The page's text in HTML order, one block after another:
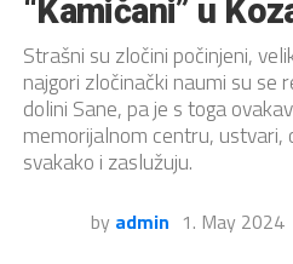
“Kamičani” u
Strašni su zločini počinjeni,
najgori zločinački naumi su se
dolini Sane, pa je s toga
memorijalnom centru, ustvari,
svakako i zaslužuju.
by admin 1. May 2024